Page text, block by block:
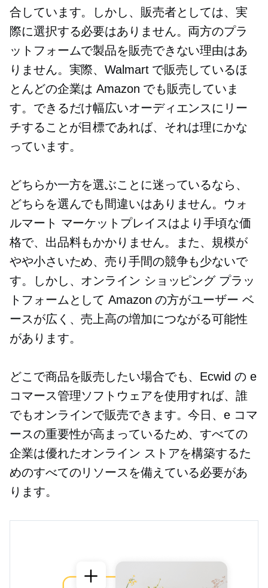
合しています。しかし、販売者としては、実
際に選択する必要はありません。両方のプラ
ットフォームで製品を販売できない理由はあ
りません。実際、Walmart で販売しているほ
とんどの企業は Amazon でも販売していま
す。できるだけ幅広いオーディエンスにリー
チすることが目標であれば、それは理にかな
っています。
どちらか一方を選ぶことに迷っているなら、
どちらを選んでも間違いはありません。ウォ
ルマート マーケットプレイスはより手頃な価
格で、出品料もかかりません。また、規模が
やや小さいため、売り手間の競争も少ないで
す。しかし、オンライン ショッピング プラッ
トフォームとして Amazon の方がユーザー ベ
ースが広く、売上高の増加につながる可能性
があります。
どこで商品を販売したい場合でも、Ecwid の e
コマース管理ソフトウェアを使用すれば、誰
でもオンラインで販売できます。今日、e コマ
ースの重要性が高まっているため、すべての
企業は優れたオンライン ストアを構築するた
めのすべてのリソースを備えている必要があ
ります。